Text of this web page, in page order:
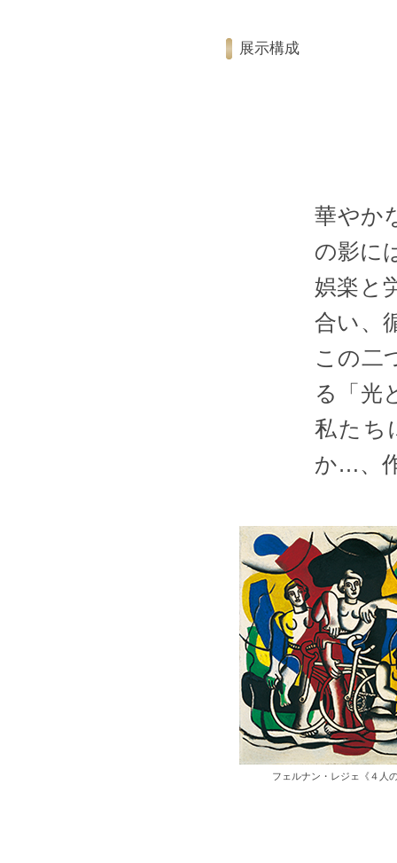
展示構成
華やか
の影に
娯楽と
合い、
この二
る「光
私たち
か…、
フェルナン・レジェ《４人